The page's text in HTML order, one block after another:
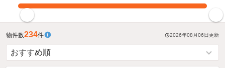
物件数234件 2026年08月06日更新